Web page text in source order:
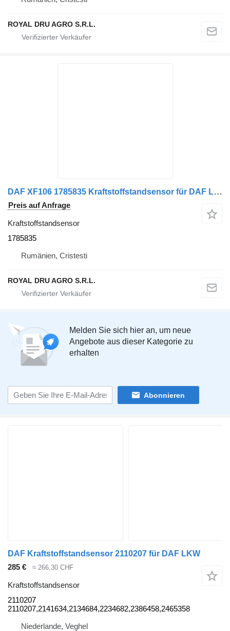
ROYAL DRU AGRO S.R.L.
DAF XF106 1785835 Kraftstoffstandsensor für DAF LKW
Preis auf Anfrage
Kraftstoffstandsensor
1785835
Rumänien, Cristesti
ROYAL DRU AGRO S.R.L.
Melden Sie sich hier an, um neue
Angebote aus dieser Kategorie zu
erhalten
Abonnieren
DAF Kraftstoffstandsensor 2110207 für DAF LKW
285 €
≈ 266,30 CHF
Kraftstoffstandsensor
2110207
2110207,2141634,2134684,2234682,2386458,2465358
Niederlande, Veghel